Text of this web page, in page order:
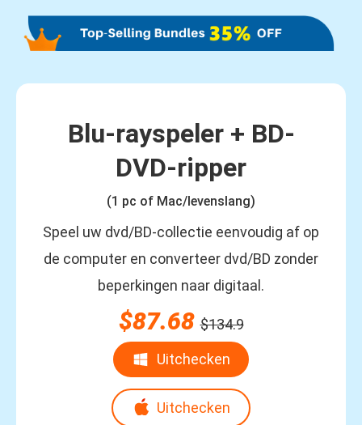
Blu-rayspeler + BD-
DVD-ripper
(1 pc of Mac/levenslang)
Speel uw dvd/BD-collectie eenvoudig af op
de computer en converteer dvd/BD zonder
beperkingen naar digitaal.
$87.68$134.9
Uitchecken
Uitchecken